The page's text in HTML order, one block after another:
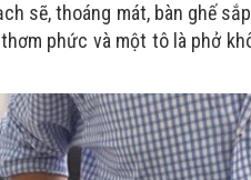
sẽ, thoáng mát, bàn ghế
phức và một tô là phở